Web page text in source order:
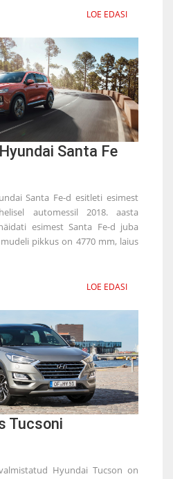
LOE EDASI
Santa Fe
Santa Fe-d esitleti esimest
automessil 2018. aasta
esimest Santa Fe-d juba
pikkus on 4770 mm, laius
LOE EDASI
Tucsoni
Hyundai Tucson on